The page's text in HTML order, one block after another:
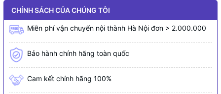
CHÍNH SÁCH CỦA CHÚNG TÔI
Miễn phí vận chuyển nội thành Hà Nội đơn > 2.000.000
Bảo hành chính hãng toàn quốc
Cam kết chính hãng 100%